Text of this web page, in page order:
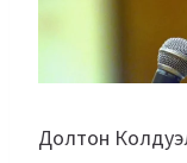
Долтон